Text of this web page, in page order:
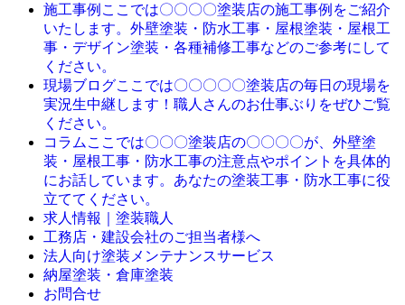
施工事例 ここでは〇〇〇〇塗装店の施工事例をご紹介
いたします。外壁塗装・防水工事・屋根塗装・屋根工
事・デザイン塗装・各種補修工事などのご参考にして
ください。
現場ブログここでは〇〇〇〇〇塗装店の毎日の現場を
実況生中継します！職人さんのお仕事ぶりをぜひご覧
ください。
コラム ここでは〇〇〇塗装店の〇〇〇〇が、外壁塗
装・屋根工事・防水工事の注意点やポイントを具体的
にお話しています。あなたの塗装工事・防水工事に役
立ててください。
求人情報｜塗装職人
工務店・建設会社のご担当者様へ
法人向け塗装メンテナンスサービス
納屋塗装・倉庫塗装
お問合せ